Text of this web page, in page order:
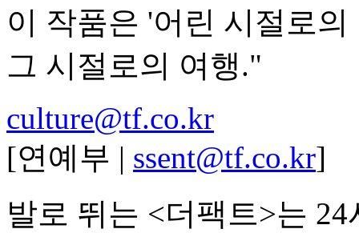
이 작품은 '어린 시절로
그 시절로의 여행."
culture@tf.co.kr
[연예부 | ssent@tf.co.kr]
발로 뛰는 <더팩트>는